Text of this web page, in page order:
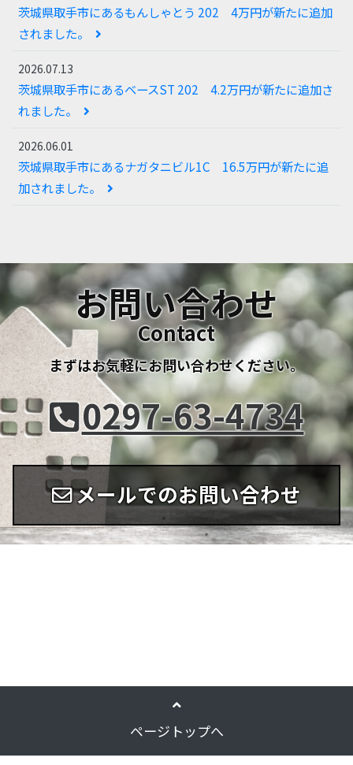
茨城県取手市にあるもんしゃとう 202 4万円が新たに追加
されました。
2026.07.13
茨城県取手市にあるベースST 202 4.2万円が新たに追加さ
れました。
2026.06.01
茨城県取手市にあるナガタニビル1C 16.5万円が新たに追
加されました。
お問い合わせ
Contact
まずはお気軽にお問い合わせください。
0297-63-4734
メールでのお問い合わせ
ページトップへ